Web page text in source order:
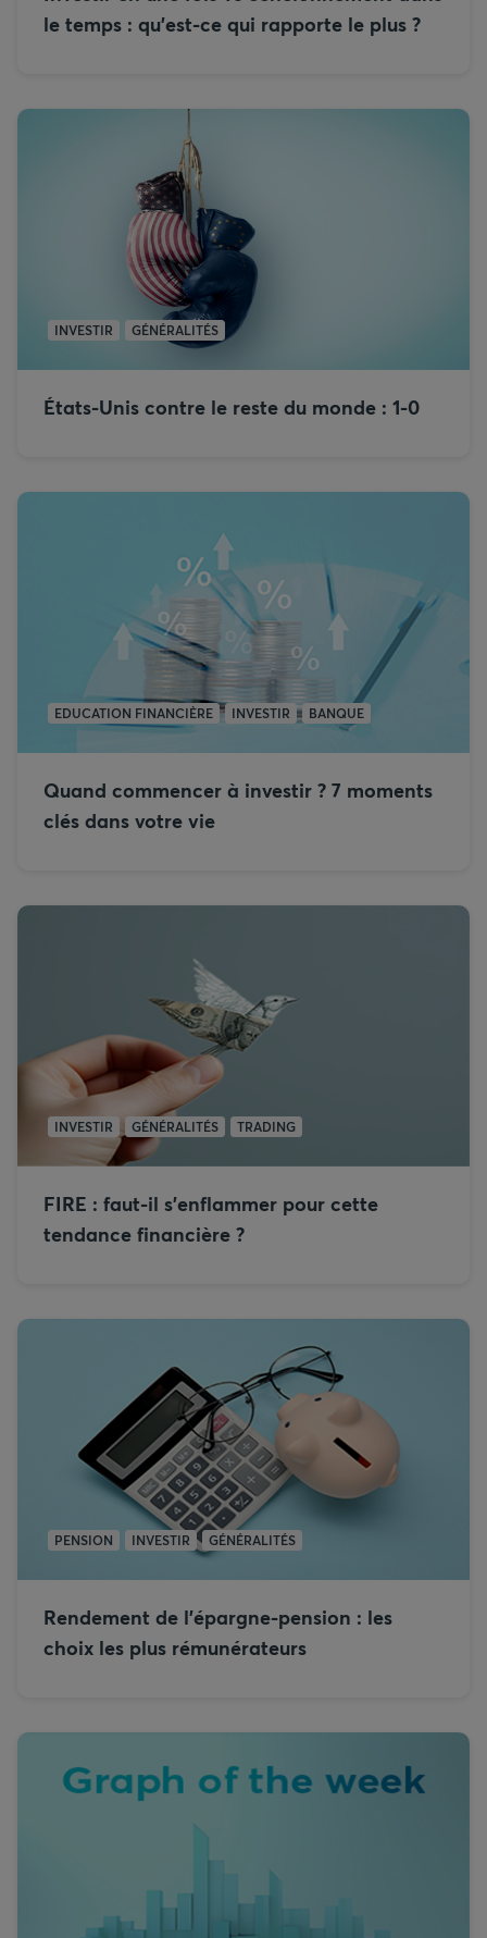
le temps : qu’est-ce qui rapporte le plus ?
INVESTIR GÉNÉRALITÉS
États-Unis contre le reste du monde : 1-0
EDUCATION FINANCIÈRE INVESTIR BANQUE
Quand commencer à investir ? 7 moments
clés dans votre vie
INVESTIR GÉNÉRALITÉS TRADING
FIRE : faut-il s’enflammer pour cette
tendance financière ?
PENSION INVESTIR GÉNÉRALITÉS
Rendement de l’épargne-pension : les
choix les plus rémunérateurs